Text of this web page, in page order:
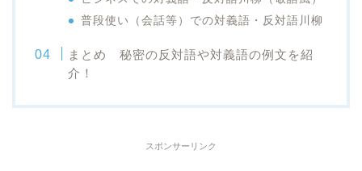
普段使い（会話等）での対義語・反対語川柳
まとめ 秘密の反対語や対義語の例文を紹
介！
スポンサーリンク